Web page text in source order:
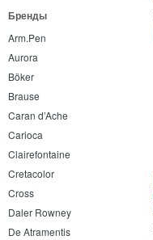
Бренды
Arm.Pen
Aurora
Böker
Brause
Caran d’Ache
Carioca
Clairefontaine
Cretacolor
Cross
Daler Rowney
De Atramentis